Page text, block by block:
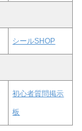
シールSHOP
初心者質問掲示
板